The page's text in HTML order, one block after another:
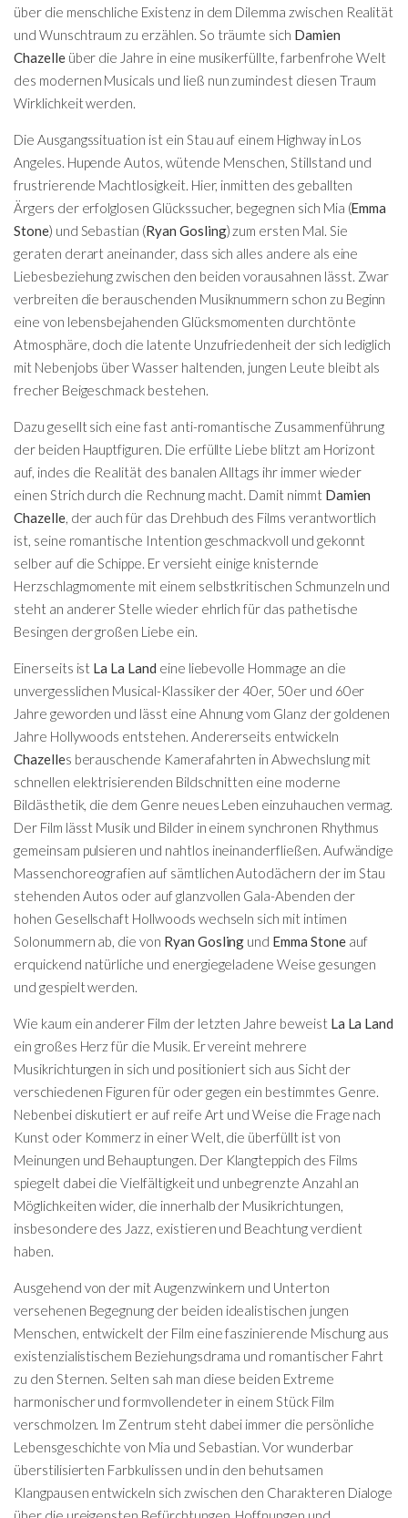
über die menschliche Existenz in dem Dilemma zwischen Realität
und Wunschtraum zu erzählen. So träumte sich Damien
Chazelleüber die Jahre in eine musikerfüllte, farbenfrohe Welt
des modernen Musicals und ließ nun zumindest diesen Traum
Wirklichkeit werden.
Die Ausgangssituation ist ein Stau auf einem Highway in Los
Angeles. Hupende Autos, wütende Menschen, Stillstand und
frustrierende Machtlosigkeit. Hier, inmitten des geballten
Ärgers der erfolglosen Glückssucher, begegnen sich Mia (Emma
Stone) und Sebastian (Ryan Gosling) zum ersten Mal. Sie
geraten derart aneinander, dass sich alles andere als eine
Liebesbeziehung zwischen den beiden vorausahnen lässt. Zwar
verbreiten die berauschenden Musiknummern schon zu Beginn
eine von lebensbejahenden Glücksmomenten durchtönte
Atmosphäre, doch die latente Unzufriedenheit der sich lediglich
mit Nebenjobs über Wasser haltenden, jungen Leute bleibt als
frecher Beigeschmack bestehen.
Dazu gesellt sich eine fast anti-romantische Zusammenführung
der beiden Hauptfiguren. Die erfüllte Liebe blitzt am Horizont
auf, indes die Realität des banalen Alltags ihr immer wieder
einen Strich durch die Rechnung macht. Damit nimmt Damien
Chazelle, der auch für das Drehbuch des Films verantwortlich
ist, seine romantische Intention geschmackvoll und gekonnt
selber auf die Schippe. Er versieht einige knisternde
Herzschlagmomente mit einem selbstkritischen Schmunzeln und
steht an anderer Stelle wieder ehrlich für das pathetische
Besingen der großen Liebe ein.
Einerseits ist La La Land eine liebevolle Hommage an die
unvergesslichen Musical-Klassiker der 40er, 50er und 60er
Jahre geworden und lässt eine Ahnung vom Glanz der goldenen
Jahre Hollywoods entstehen. Andererseits entwickeln
Chazelles berauschende Kamerafahrten in Abwechslung mit
schnellen elektrisierenden Bildschnitten eine moderne
Bildästhetik, die dem Genre neues Leben einzuhauchen vermag.
Der Film lässt Musik und Bilder in einem synchronen Rhythmus
gemeinsam pulsieren und nahtlos ineinanderfließen. Aufwändige
Massenchoreografien auf sämtlichen Autodächern der im Stau
stehenden Autos oder auf glanzvollen Gala-Abenden der
hohen Gesellschaft Hollwoods wechseln sich mit intimen
Solonummern ab, die von Ryan Gosling und Emma Stoneauf
erquickend natürliche und energiegeladene Weise gesungen
und gespielt werden.
Wie kaum ein anderer Film der letzten Jahre beweist La La Land
ein großes Herz für die Musik. Er vereint mehrere
Musikrichtungen in sich und positioniert sich aus Sicht der
verschiedenen Figuren für oder gegen ein bestimmtes Genre.
Nebenbei diskutiert er auf reife Art und Weise die Frage nach
Kunst oder Kommerz in einer Welt, die überfüllt ist von
Meinungen und Behauptungen. Der Klangteppich des Films
spiegelt dabei die Vielfältigkeit und unbegrenzte Anzahl an
Möglichkeiten wider, die innerhalb der Musikrichtungen,
insbesondere des Jazz, existieren und Beachtung verdient
haben.
Ausgehend von der mit Augenzwinkern und Unterton
versehenen Begegnung der beiden idealistischen jungen
Menschen, entwickelt der Film eine faszinierende Mischung aus
existenzialistischem Beziehungsdrama und romantischer Fahrt
zu den Sternen. Selten sah man diese beiden Extreme
harmonischer und formvollendeter in einem Stück Film
verschmolzen. Im Zentrum steht dabei immer die persönliche
Lebensgeschichte von Mia und Sebastian. Vor wunderbar
überstilisierten Farbkulissen und in den behutsamen
Klangpausen entwickeln sich zwischen den Charakteren Dialoge